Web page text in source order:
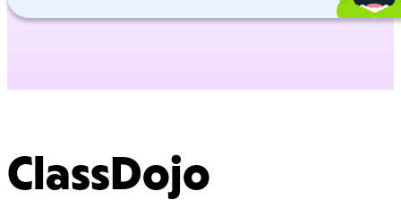
ClassDojo